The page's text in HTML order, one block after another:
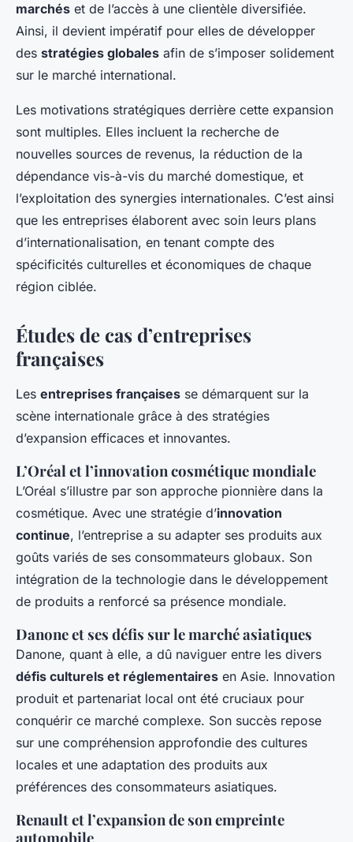
marchés et de l’accès à une clientèle diversifiée.
Ainsi, il devient impératif pour elles de développer
des stratégies globales afin de s’imposer solidement
sur le marché international.
Les motivations stratégiques derrière cette expansion
sont multiples. Elles incluent la recherche de
nouvelles sources de revenus, la réduction de la
dépendance vis-à-vis du marché domestique, et
l’exploitation des synergies internationales. C’est ainsi
que les entreprises élaborent avec soin leurs plans
d’internationalisation, en tenant compte des
spécificités culturelles et économiques de chaque
région ciblée.
Études de cas d’entreprises
françaises
Les entreprises françaises se démarquent sur la
scène internationale grâce à des stratégies
d’expansion efficaces et innovantes.
L’Oréal et l’innovation cosmétique mondiale
L’Oréal s’illustre par son approche pionnière dans la
cosmétique. Avec une stratégie d’innovation
continue, l’entreprise a su adapter ses produits aux
goûts variés de ses consommateurs globaux. Son
intégration de la technologie dans le développement
de produits a renforcé sa présence mondiale.
Danone et ses défis sur le marché asiatiques
Danone, quant à elle, a dû naviguer entre les divers
défis culturels et réglementaires en Asie. Innovation
produit et partenariat local ont été cruciaux pour
conquérir ce marché complexe. Son succès repose
sur une compréhension approfondie des cultures
locales et une adaptation des produits aux
préférences des consommateurs asiatiques.
Renault et l’expansion de son empreinte
automobile